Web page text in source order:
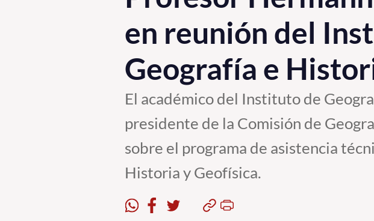
en reunión del
Geografía e
El académico del Instituto de
presidente de la Comisión de
sobre el programa de asistencia
Historia y Geofísica.